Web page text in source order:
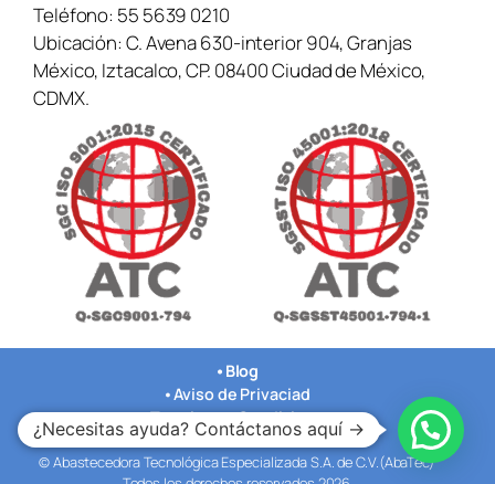
Teléfono: 55 5639 0210
Ubicación:C. Avena 630-interior 904, Granjas
México, Iztacalco, CP. 08400 Ciudad de México,
CDMX.
• Blog
•Aviso de Privaciad
•Terminos y Condiciones
•Nuestras Oficinas
© Abastecedora Tecnológica Especializada S.A. de C.V.(AbaTec)
¿Necesitas ayuda? Contáctanos aquí →